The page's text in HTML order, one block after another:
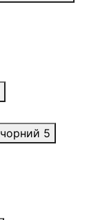
чорний 5